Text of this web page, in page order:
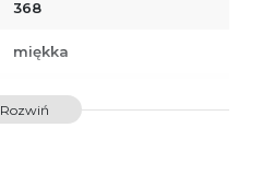
368
miękka
9788379766369
Rozwiń